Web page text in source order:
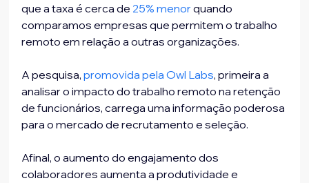
que a taxa é cerca de 25% menor quando
comparamos empresas que permitem o trabalho
remoto em relação a outras organizações.
A pesquisa, promovida pela Owl Labs, primeira a
analisar o impacto do trabalho remoto na retenção
de funcionários, carrega uma informação poderosa
para o mercado de recrutamento e seleção.
Afinal, o aumento do engajamento dos
colaboradores aumenta a produtividade e